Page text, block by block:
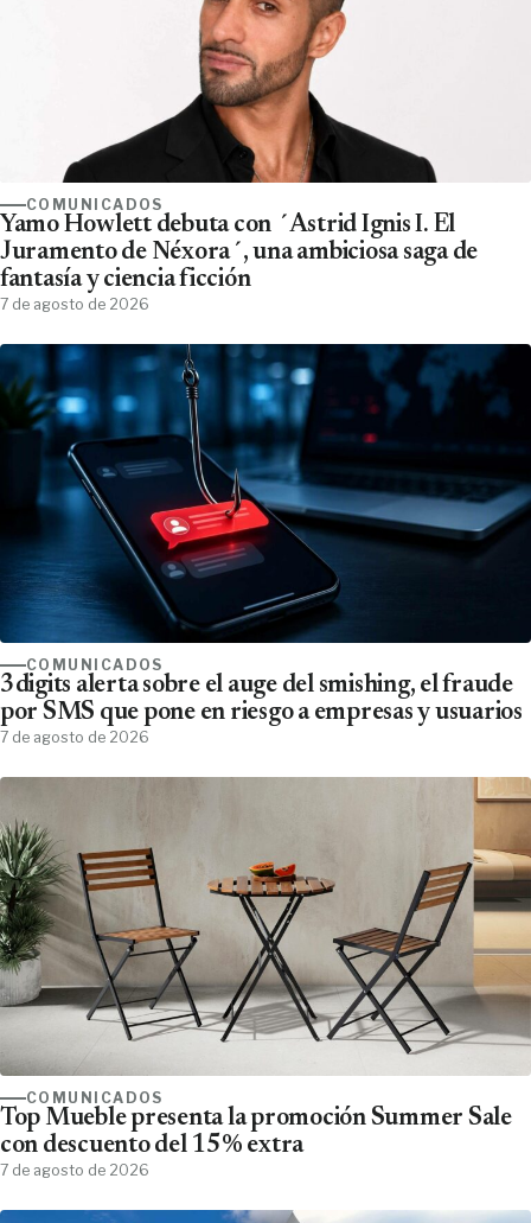
COMUNICADOS
Yamo Howlett debuta con ´Astrid Ignis I. El
Juramento de Néxora´, una ambiciosa saga de
fantasía y ciencia ficción
7 de agosto de 2026
COMUNICADOS
3digits alerta sobre el auge del smishing, el fraude
por SMS que pone en riesgo a empresas y usuarios
7 de agosto de 2026
COMUNICADOS
Top Mueble presenta la promoción Summer Sale
con descuento del 15% extra
7 de agosto de 2026